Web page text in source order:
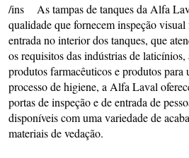
/ins As tampas de tanques da Alfa
qualidade que fornecem inspeção
entrada no interior dos tanques, que
os requisitos das indústrias de
produtos farmacêuticos e produtos
processo de higiene, a Alfa Laval
portas de inspeção e de entrada de
disponíveis com uma variedade de
materiais de vedação.